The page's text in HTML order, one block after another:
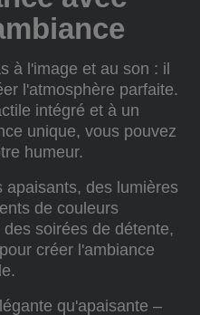
à l'image et au son : il
l'atmosphère parfaite.
intégré et à un
unique, vous pouvez
humeur.
apaisants, des lumières
de couleurs
soirées de détente,
créer l'ambiance
qu'apaisante –